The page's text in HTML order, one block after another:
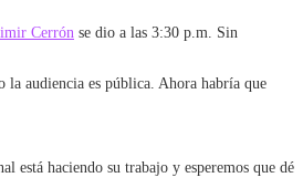
Cerrón se dio a las 3:30 p.m. Sin
audiencia es pública. Ahora habría que
haciendo su trabajo y esperemos que dé